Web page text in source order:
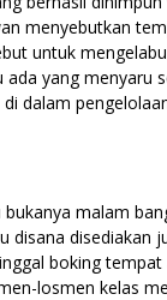
menyebutkan
untuk
yang menyaru
dalam
malam
disana disediakan
boking tempat
losmen kelas